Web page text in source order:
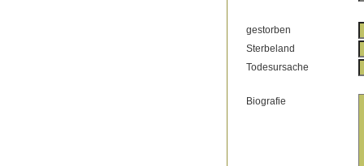
gestorben
Sterbeland
Todesursache
Biografie